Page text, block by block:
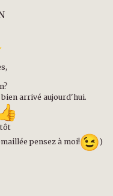
arrivé aujourd'hui.
pensez à moi!
)